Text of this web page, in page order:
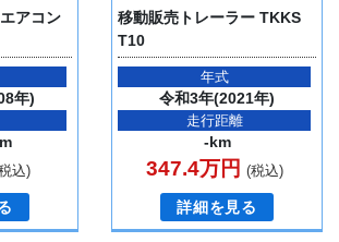
アコン
年)
込)
移動販売トレーラー TKKS
T10
年式
令和3年(2021年)
走行距離
-km
347.4万円 (税込)
詳細を見る